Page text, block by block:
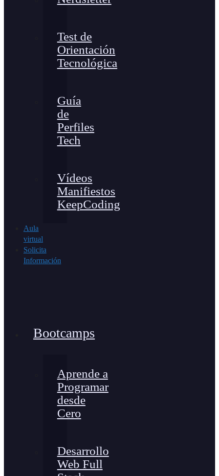
Test de
Orientación
Tecnológica
Guía
de
Perfiles
Tech
Vídeos
Manifiestos
KeepCoding
Aula
virtual
Solicita
Información
Bootcamps
Aprende a
Programar
desde
Cero
Desarrollo
Web Full